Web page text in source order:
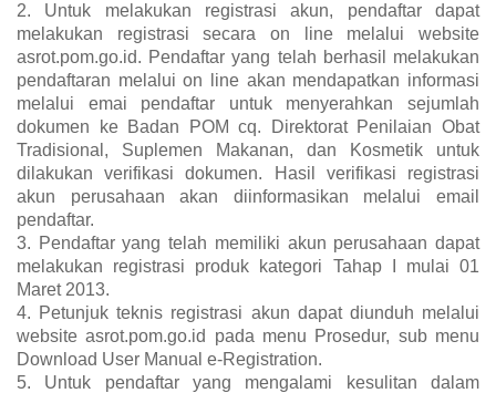
2. Untuk melakukan registrasi akun, pendaftar dapat
melakukan registrasi secara on line melalui website
asrot.pom.go.id. Pendaftar yang telah berhasil melakukan
pendaftaran melalui on line akan mendapatkan informasi
melalui emai pendaftar untuk menyerahkan sejumlah
dokumen ke Badan POM cq. Direktorat Penilaian Obat
Tradisional, Suplemen Makanan, dan Kosmetik untuk
dilakukan verifikasi dokumen. Hasil verifikasi registrasi
akun perusahaan akan diinformasikan melalui email
pendaftar.
3. Pendaftar yang telah memiliki akun perusahaan dapat
melakukan registrasi produk kategori Tahap I mulai 01
Maret 2013.
4. Petunjuk teknis registrasi akun dapat diunduh melalui
website asrot.pom.go.id pada menu Prosedur, sub menu
Download User Manual e-Registration.
5. Untuk pendaftar yang mengalami kesulitan dalam